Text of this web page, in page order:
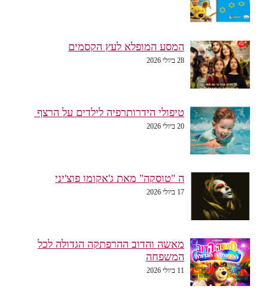
המסע המופלא לעץ הקסמים
28 ביולי 2026
טיפולי הידרותרפיה לילדים על הרצף
20 ביולי 2026
ה "טוסקה" מאת ג'אקומו פוצ'יני
מאשה והדוב ההרפתקה הגדולה לכל
המשפחה
11 ביולי 2026